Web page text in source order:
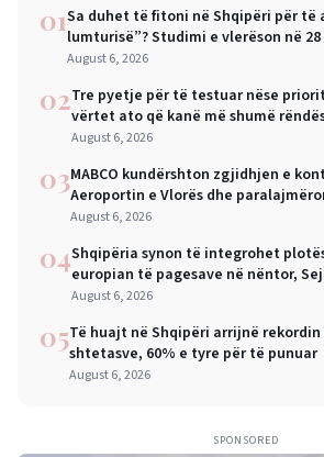
01Sa duhet të fitoni në Shqipëri për të
lumturisë”? Studimi e vlerëson në
August 6, 2026
02Tre pyetje për të testuar nëse
vërtet ato që kanë më shumë
August 6, 2026
03MABCO kundërshton zgjidhjen e
Aeroportin e Vlorës dhe
ndërkombëtar
August 6, 2026
04Shqipëria synon të integrohet
europian të pagesave në nëntor,
mëdha për qytetarët dhe bizneset
August 6, 2026
05Të huajt në Shqipëri arrijnë
shtetasve, 60% e tyre për të punuar
August 6, 2026
SPONSORED